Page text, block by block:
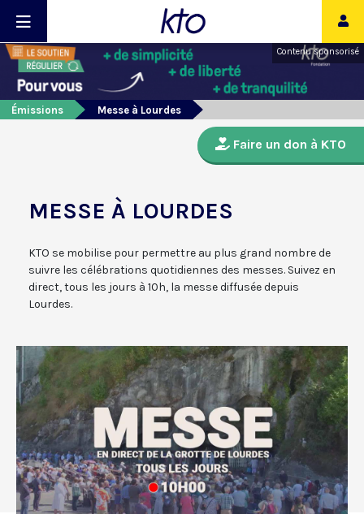
Contenu sponsorisé
Émissions Messe à Lourdes
Faire un don à KTO
MESSE À LOURDES
KTO se mobilise pour permettre au plus grand nombre de
suivre les célébrations quotidiennes des messes. Suivez en
direct, tous les jours à 10h, la messe diffusée depuis
Lourdes.